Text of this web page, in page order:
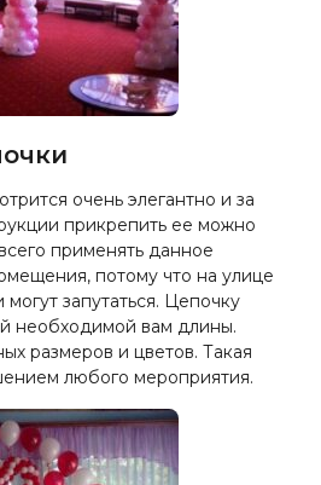
очень элегантно и за
прикрепить ее можно
применять данное
потому что на улице
запутаться. Цепочку
необходимой вам длины.
размеров и цветов. Такая
любого мероприятия.